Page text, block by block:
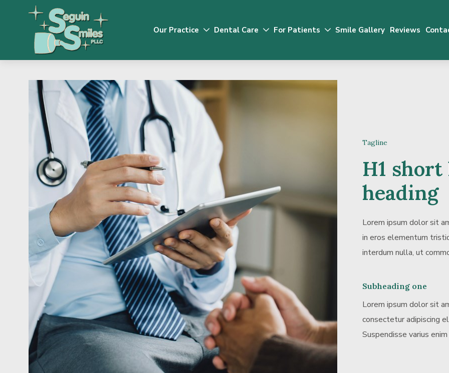
Our Practice
DrodownDental Care
DrodownFor Patients
DrodownSmile Gallery Reviews
Tagline
H1
heading
Lorem ipsum dolor sit
in eros elementum
interdum nulla, ut
Subheading one
Lorem ipsum dolor sit
consectetur adipiscing
Suspendisse varius enim